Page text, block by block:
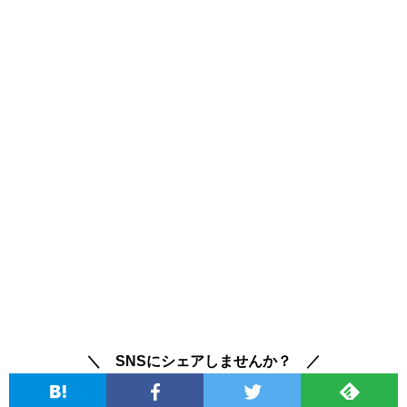
＼ SNSにシェアしませんか？ ／